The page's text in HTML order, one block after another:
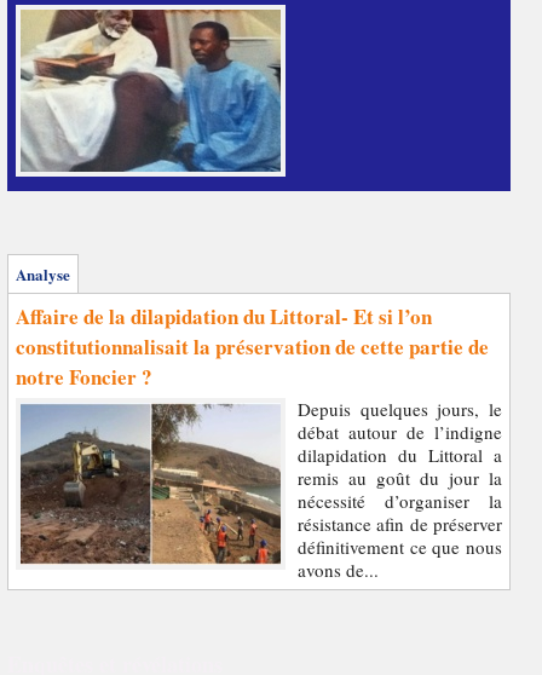
Analyse
Affaire de la dilapidation du Littoral- Et si l’on
constitutionnalisait la préservation de cette partie de
notre Foncier ?
Depuis quelques jours, le
débat autour de l’indigne
dilapidation du Littoral a
remis au goût du jour la
nécessité d’organiser la
résistance afin de préserver
définitivement ce que nous
avons de...